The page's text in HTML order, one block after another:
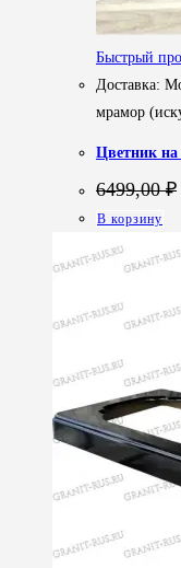
Быстрый
Доставка:
мрамор
Цветник
6499,00₽
В корзину